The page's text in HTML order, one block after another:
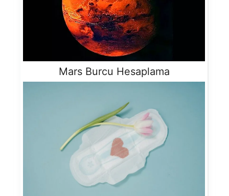
Mars Burcu Hesaplama